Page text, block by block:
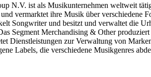
N.V. ist als Musikunternehmen weltweit
vermarktet ihre Musik über verschiedene
Songwriter und besitzt und verwaltet die
Segment Merchandising & Other
Dienstleistungen zur Verwaltung von
Labels, die verschiedene Musikgenres